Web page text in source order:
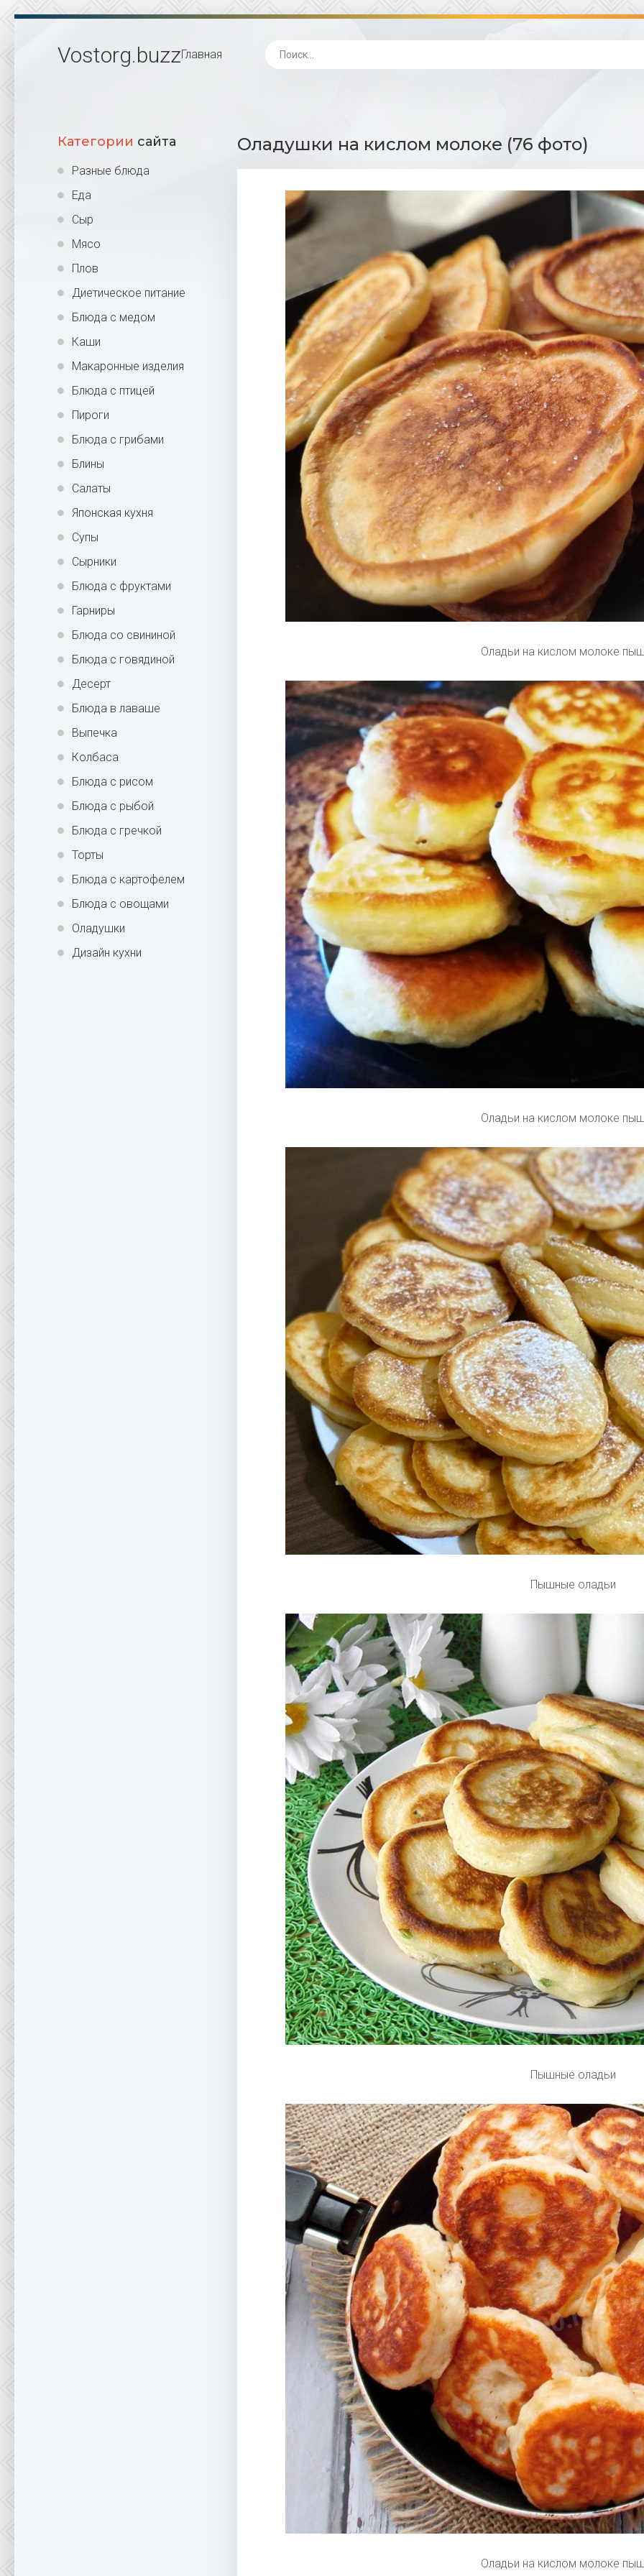
Vostorg.buzzГлавная
Категории сайта
Разные блюда
Еда
Сыр
Мясо
Плов
Диетическое питание
Блюда с медом
Каши
Макаронные изделия
Блюда с птицей
Пироги
Блюда с грибами
Блины
Салаты
Японская кухня
Супы
Сырники
Блюда с фруктами
Гарниры
Блюда со свининой
Блюда с говядиной
Десерт
Блюда в лаваше
Выпечка
Колбаса
Блюда с рисом
Блюда с рыбой
Блюда с гречкой
Торты
Блюда с картофелем
Блюда с овощами
Оладушки
Дизайн кухни
Оладушки на кислом молоке (76 фото)
Оладьи на кислом молоке
Оладьи на кислом молоке
Пышные оладьи
Пышные оладьи
Оладьи на кислом молоке